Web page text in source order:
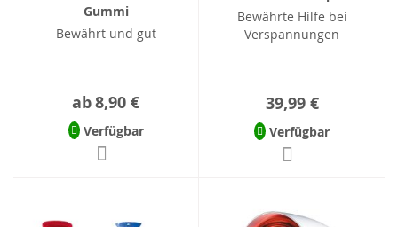
Gummi
Bewährt und gut
ab8,90 €
Verfügbar
Bewährte Hilfe bei
Verspannungen
39,99 €
Verfügbar